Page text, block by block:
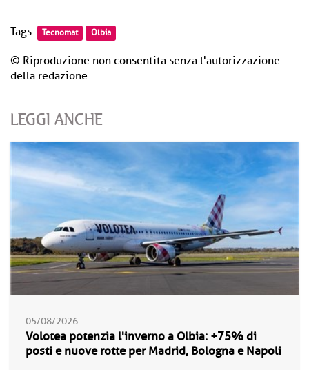
Tags: Tecnomat Olbia
© Riproduzione non consentita senza l'autorizzazione
della redazione
LEGGI ANCHE
05/08/2026
Volotea potenzia l'inverno a Olbia: +75% di
posti e nuove rotte per Madrid, Bologna e Napoli